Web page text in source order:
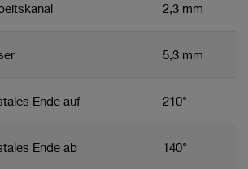
2,3 mm
5,3 mm
Ende auf 210°
Ende ab 140°